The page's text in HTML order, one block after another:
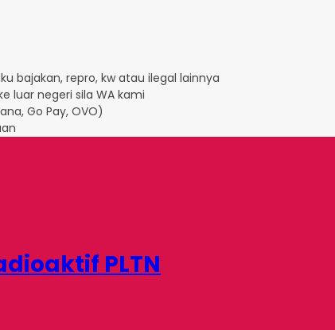
bajakan, repro, kw atau ilegal lainnya
luar negeri sila WA kami
Go Pay, OVO)
PLTN